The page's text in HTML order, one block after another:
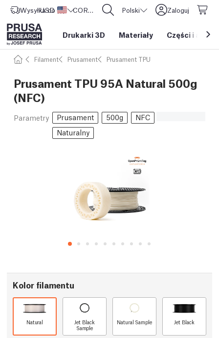
Wysyłka do Stany Zjednoczone
USD ($) CORE One L: Już w sprzedaży! Polski Zaloguj
Drukarki 3D Materiały Części i
Filament Prusament Prusament TPU
Prusament TPU 95A Natural 500g
(NFC)
Parametry Prusament 500g
NFC
Naturalny
Kolor filamentu
Natural
Jet Black
Sample
Natural Sample Jet Black